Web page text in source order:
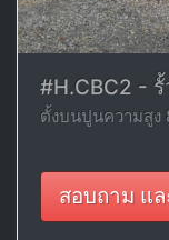
#H.CBC2 -
ตั้งบนปูนความสูง
สอบถาม แ